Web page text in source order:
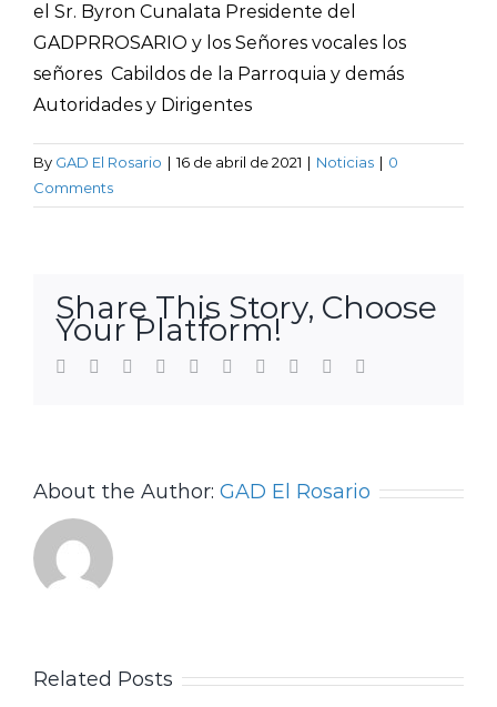
el Sr. Byron Cunalata Presidente del
GADPRROSARIO y los Señores vocales los
señores Cabildos de la Parroquia y demás
Autoridades y Dirigentes
By GAD El Rosario | 16 de abril de 2021 | Noticias | 0
Comments
Share This Story, Choose
Your Platform!
Facebook
TwitterLinkedIn
Reddit WhatsApp
TumblrPinterest Xing
About the Author: GAD El Rosario
Related Posts